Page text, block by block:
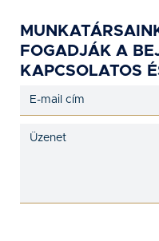
FOGADJÁK A
KAPCSOLATOS